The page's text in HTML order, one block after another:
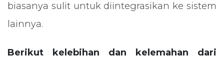
biasanya sulit untuk diintegrasikan ke sistem
lainnya.
Berikut kelebihan dan kelemahan dari